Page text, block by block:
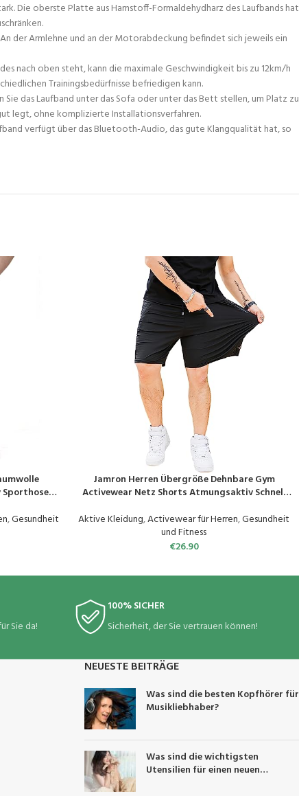
Die oberste Platte aus Harnstoff-Formaldehydharz des Laufbands hat
der Armlehne und an der Motorabdeckung befindet sich jeweils ein
nach oben steht, kann die maximale Geschwindigkeit bis zu 12km/h
Trainingsbedürfnisse befriedigen kann.
das Laufband unter das Sofa oder unter das Bett stellen, um Platz zu
legt, ohne komplizierte Installationsverfahren.
verfügt über das Bluetooth-Audio, das gute Klangqualität hat, so
,Gesundheit
PRODUKT KAUFEN
Jamron Herren Übergröße Dehnbare Gym
Activewear Netz Shorts Atmungsaktiv Schnell
Reißverschlusstaschen (S-6XL)
Aktive Kleidung,Activewear für Herren,Gesundheit
und Fitness
€26.90
Sie da!
100% SICHER
Sicherheit, der Sie vertrauen können!
NEUESTE BEITRÄGE
Was sind die besten Kopfhörer für
Musikliebhaber?
Was sind die wichtigsten
Utensilien für einen neuen